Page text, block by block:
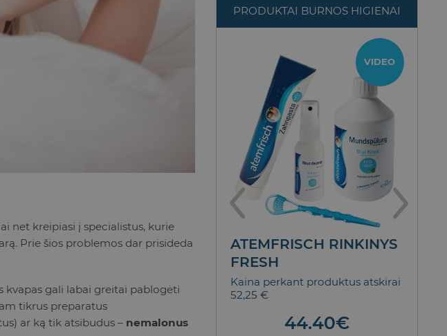
net kreipiasi į specialistus, kurie
Prie šios problemos dar prisideda
kvapas gali labai greitai pablogėti
tikrus preparatus
ar ką tik atsibudus – nemalonus
PRODUKTAI BURNOS HIGIENAI
BALINANTI DANTŲ
10.90
VIDEO
ATEMFRISCH RINKINYS
FRESH
Kaina perkant produktus atskirai
52,25 €
44.40€